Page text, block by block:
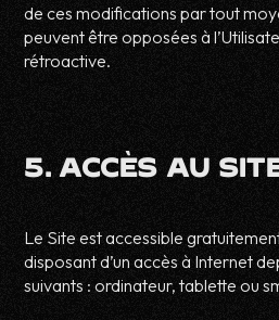
de ces modifications par tout
peuvent être opposées à
rétroactive.
5. ACCÈS AU
Le Site est accessible
disposant d’un accès à Internet
suivants : ordinateur, tablette ou